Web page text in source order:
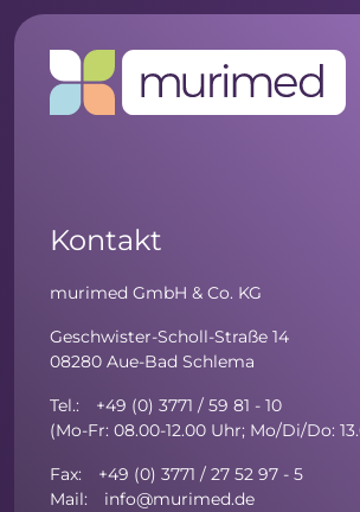
Kontakt
murimed GmbH & Co. KG
Geschwister-Scholl-Straße 14
08280 Aue-Bad Schlema
Tel.: +49 (0) 3771 / 59 81 - 10
(Mo-Fr: 08.00-12.00 Uhr; Mo/Di/Do:
Fax: +49 (0) 3771 / 27 52 97 - 5
Mail: info@murimed.de